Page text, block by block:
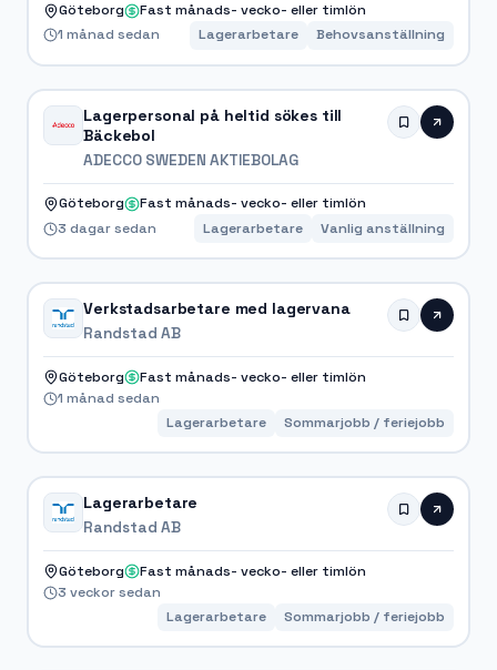
Göteborg
Fast månads- vecko- eller timlön
1 månad sedan
Lagerarbetare Behovsanställning
Lagerpersonal på heltid sökes till
Bäckebol
ADECCO SWEDEN AKTIEBOLAG
Göteborg
Fast månads- vecko- eller timlön
3 dagar sedan
Lagerarbetare Vanlig anställning
Verkstadsarbetare med lagervana
Randstad AB
Göteborg
Fast månads- vecko- eller timlön
1 månad sedan
Lagerarbetare
Sommarjobb / feriejobb
Lagerarbetare
Randstad AB
Göteborg
Fast månads- vecko- eller timlön
3 veckor sedan
Lagerarbetare
Sommarjobb / feriejobb